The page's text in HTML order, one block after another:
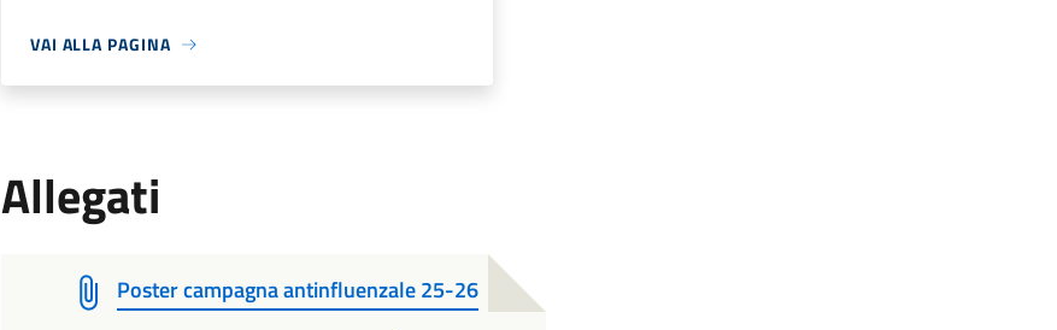
VAI ALLA PAGINA
Allegati
Poster campagna antinfluenzale 25-26